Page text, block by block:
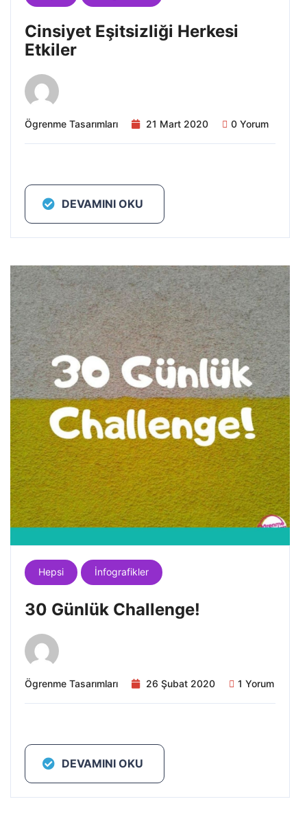
Cinsiyet Eşitsizliği Herkesi
Etkiler
Ögrenme Tasarımları 21 Mart 2020 0 Yorum
DEVAMINI OKU
Hepsi İnfografikler
30 Günlük Challenge!
Ögrenme Tasarımları 26 Şubat 2020 1 Yorum
DEVAMINI OKU